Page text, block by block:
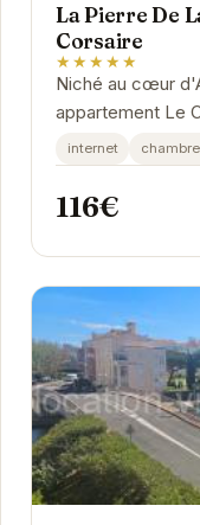
La Pierre De
Corsaire
★★★★★
Niché au cœur
appartement Le
idéal pour les
de...
internet
116€